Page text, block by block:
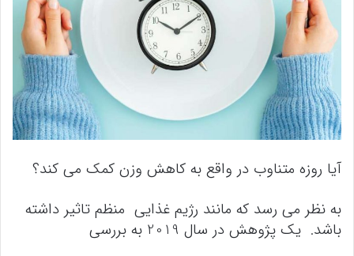
آیا روزه متناوب در واقع به کاهش وزن کمک می کند؟
به نظر می رسد که مانند رژیم غذایی منظم تاثیر داشته
باشد. یک پژوهش در سال 2019 به بررسی